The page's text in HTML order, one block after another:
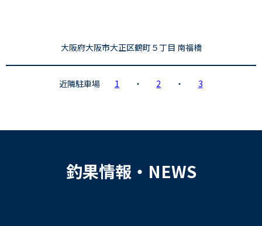
大阪府大阪市大正区鶴町５丁目 南福橋
近隣駐車場 1 ・ 2 ・ 3
釣果情報・NEWS